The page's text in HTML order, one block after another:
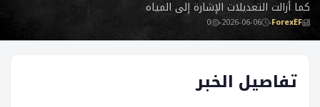
كما أزالت التعديلات الإشارة إلى المياه
ForexEF
2026-06-06
0
تفاصيل الخبر